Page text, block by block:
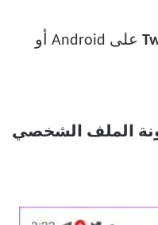
على Android أو
الملف الشخصي